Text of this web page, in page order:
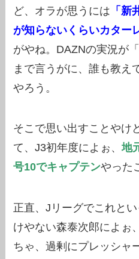
ど、オラが思うには 「
が知らないくらいカター
がやね。DAZNの実況が
まで言うがに、誰も教え
やろう。
そこで思い出すことやけ
て、J3初年度によぉ、地
号10でキャプテンやった
正直、Jリーグでこれと
けやない森泰次郎によぉ
ちゃ、過剰にプレッシャ